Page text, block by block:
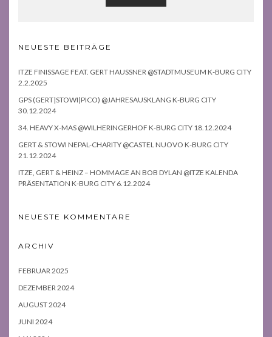
NEUESTE BEITRÄGE
ITZE FINISSAGE FEAT. GERT HAUSSNER @STADTMUSEUM K-BURG CITY
2.2.2025
GPS (GERT|STOWI|PICO) @JAHRESAUSKLANG K-BURG CITY
30.12.2024
34. HEAVY X-MAS @WILHERINGERHOF K-BURG CITY 18.12.2024
GERT & STOWI NEPAL-CHARITY @CASTEL NUOVO K-BURG CITY
21.12.2024
ITZE, GERT & HEINZ – HOMMAGE AN BOB DYLAN @ITZE KALENDA
PRÄSENTATION K-BURG CITY 6.12.2024
NEUESTE KOMMENTARE
ARCHIV
FEBRUAR 2025
DEZEMBER 2024
AUGUST 2024
JUNI 2024